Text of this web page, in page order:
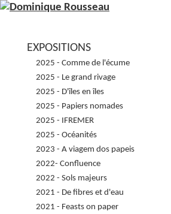
EXPOSITIONS
2025 - Comme de l'écume
2025 - Le grand rivage
2025 - D'îles en îles
2025 - Papiers nomades
2025 - IFREMER
2025 - Océanités
2023 - A viagem dos papeis
2022- Confluence
2022 - Sols majeurs
2021 - De fibres et d'eau
2021 - Feasts on paper